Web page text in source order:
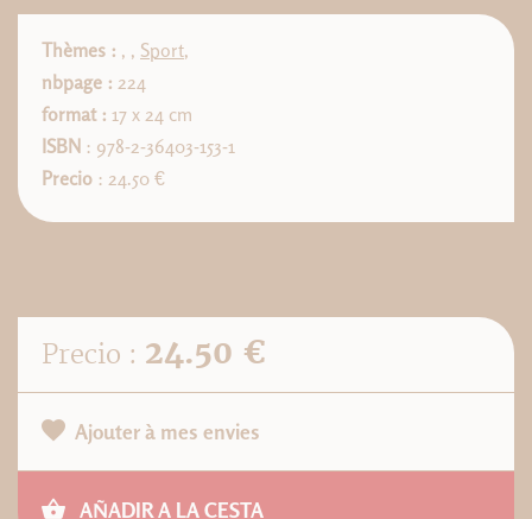
Thèmes : , , Sport,
nbpage : 224
format : 17 x 24 cm
ISBN : 978-2-36403-153-1
Precio : 24.50 €
Precio : 24.50 €
Ajouter à mes envies
AÑADIR A LA CESTA